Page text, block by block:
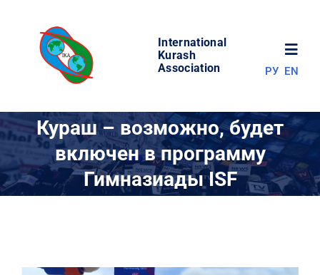
content
International
Kurash
Association
МИР КУРАША
РУ EN
Кураш – возможно, будет
включен в программу
Гимназиады ISF